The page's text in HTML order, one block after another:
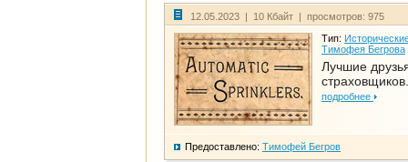
12.05.2023 | 10 Кбайт | просмотров: 975
Тип:
Тимофея Бегрова
Лучшие
подробнее
Предоставлено: Тимофей Бегров